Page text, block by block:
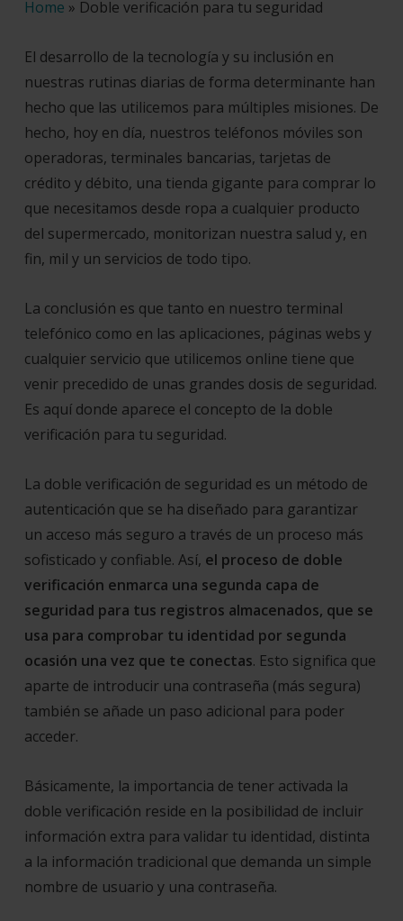
Home » Doble verificación para tu seguridad
El desarrollo de la tecnología y su inclusión en
nuestras rutinas diarias de forma determinante han
hecho que las utilicemos para múltiples misiones. De
hecho, hoy en día, nuestros teléfonos móviles son
operadoras, terminales bancarias, tarjetas de
crédito y débito, una tienda gigante para comprar lo
que necesitamos desde ropa a cualquier producto
del supermercado, monitorizan nuestra salud y, en
fin, mil y un servicios de todo tipo.
La conclusión es que tanto en nuestro terminal
telefónico como en las aplicaciones, páginas webs y
cualquier servicio que utilicemos online tiene que
venir precedido de unas grandes dosis de seguridad.
Es aquí donde aparece el concepto de la doble
verificación para tu seguridad.
La doble verificación de seguridad es un método de
autenticación que se ha diseñado para garantizar
un acceso más seguro a través de un proceso más
sofisticado y confiable. Así, el proceso de doble
verificación enmarca una segunda capa de
seguridad para tus registros almacenados, que se
usa para comprobar tu identidad por segunda
ocasión una vez que te conectas. Esto significa que
aparte de introducir una contraseña (más segura)
también se añade un paso adicional para poder
acceder.
Básicamente, la importancia de tener activada la
doble verificación reside en la posibilidad de incluir
información extra para validar tu identidad, distinta
a la información tradicional que demanda un simple
nombre de usuario y una contraseña.